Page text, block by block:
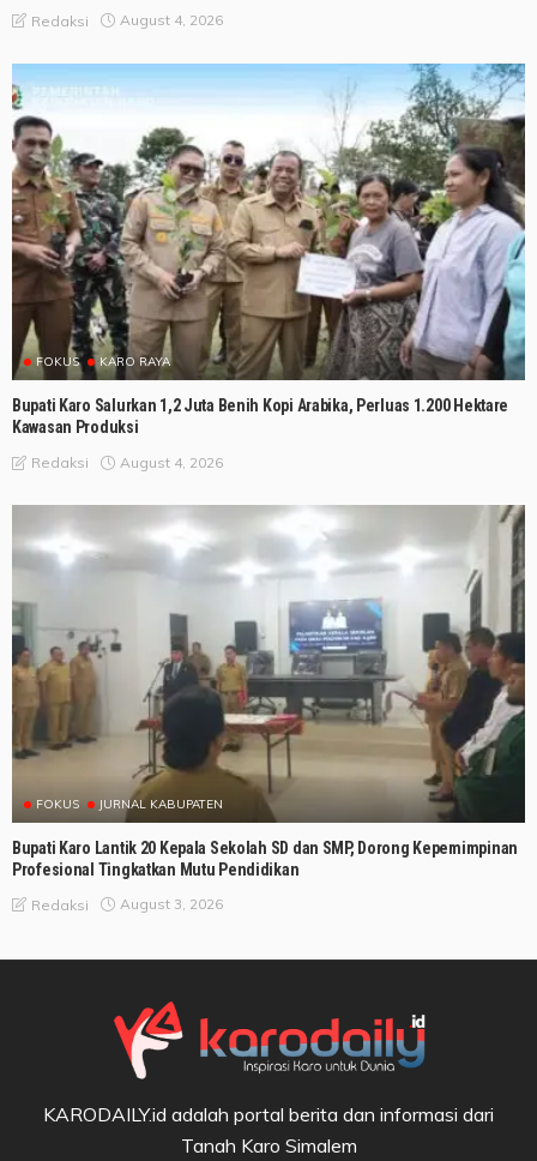
Redaksi August 4, 2026
FOKUS KARO RAYA
Bupati Karo Salurkan 1,2 Juta Benih Kopi Arabika, Perluas 1.200 Hektare
Kawasan Produksi
Redaksi August 4, 2026
FOKUS JURNAL KABUPATEN
Bupati Karo Lantik 20 Kepala Sekolah SD dan SMP, Dorong Kepemimpinan
Profesional Tingkatkan Mutu Pendidikan
Redaksi August 3, 2026
KARODAILY.id adalah portal berita dan informasi dari
Tanah Karo Simalem